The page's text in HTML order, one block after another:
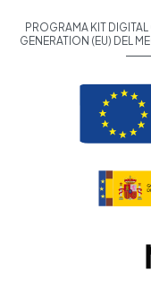
PROGRAMA KIT
GENERATION (EU) DEL